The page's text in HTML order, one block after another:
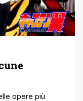
opere più